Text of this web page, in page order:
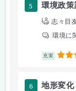
5 環境政策
志々目
環境に
充実 4.5
6 地形変